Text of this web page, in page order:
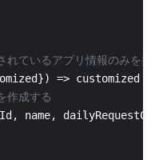
=> customized